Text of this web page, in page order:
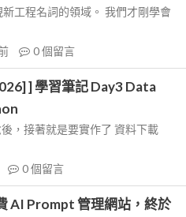
工程名詞的領域。 我們才剛學會
0個留言
] 學習筆記 Day3 Data
，接著就是要實作了 資料下載
0個留言
AI Prompt 管理網站，終於